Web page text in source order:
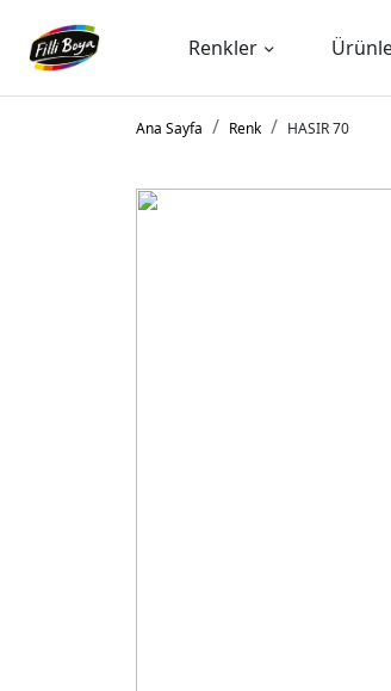
Renkler
Ana Sayfa Renk HASIR 70